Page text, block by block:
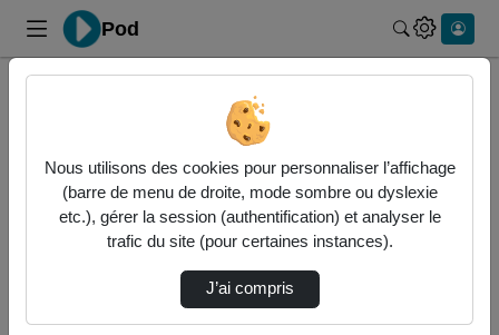
Pod
Contactez nous
Votre message
si vous
êtes un
humain en
Nous utilisons des cookies pour personnaliser l’affichage
(barre de menu de droite, mode sombre ou dyslexie
etc.), gérer la session (authentification) et analyser le
trafic du site (pour certaines instances).
J’ai compris